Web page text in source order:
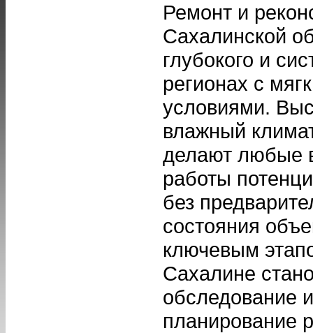
Ремонт и
Сахалинской
глубокого и
регионах с
условиями.
влажный
делают любые
работы
без
состояния
ключевым
Сахалине
обследование
планирование